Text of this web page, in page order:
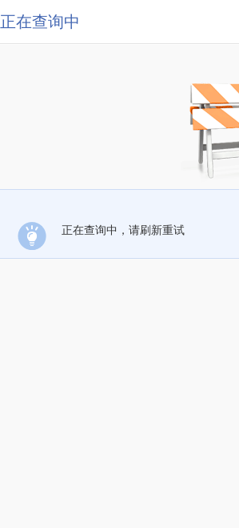
正在查询中
正在查询中，请刷新重试